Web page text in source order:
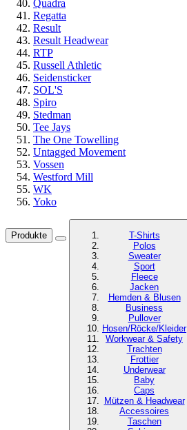
Quadra
Regatta
Result
Result Headwear
RTP
Russell Athletic
Seidensticker
SOL'S
Spiro
Stedman
Tee Jays
The One Towelling
Untagged Movement
Vossen
Westford Mill
WK
Yoko
Produkte
T-Shirts
Polos
Sweater
Sport
Fleece
Jacken
Hemden & Blusen
Business
Pullover
Hosen/Röcke/Kleider
Workwear & Safety
Trachten
Frottier
Underwear
Baby
Caps
Mützen & Headwear
Accessoires
Taschen